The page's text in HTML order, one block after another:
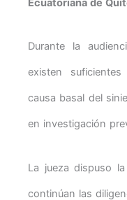
Ecuatoriana de
Durante la
existen
causa basal del
en investigación
La jueza dispuso
continúan las